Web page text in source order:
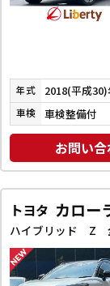
年式 2018(平成
車検 車検整備付
お問い
トヨタ カロー